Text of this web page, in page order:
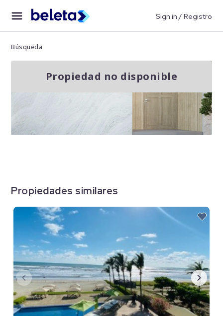
Sign in / Registro
Búsqueda
Propiedad no disponible
Propiedades similares